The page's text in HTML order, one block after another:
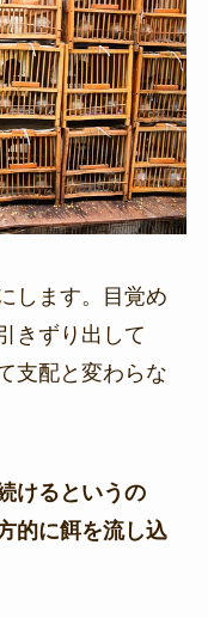
します。目覚め
きずり出して
支配と変わらな
けるというの
的に餌を流し込